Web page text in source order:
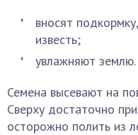
вносят
известь;
увлажняют землю.
Семена высевают на
Сверху достаточно
осторожно полить из